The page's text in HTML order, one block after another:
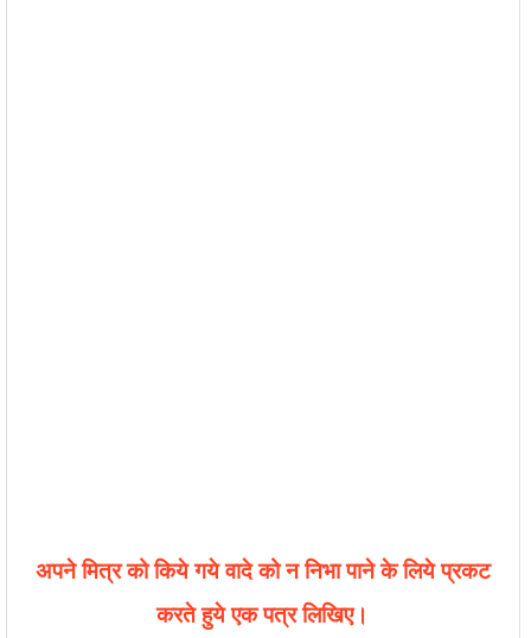
अपने मित्र को किये गये वादे को न निभा पाने के लिये प्रकट
करते हुये एक पत्र लिखिए।